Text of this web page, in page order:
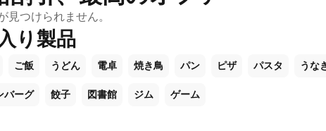
つけられません。
り製品
ご飯 うどん 電卓 焼き鳥 パン ピザ パスタ うな
バーグ 餃子 図書館 ジム ゲーム